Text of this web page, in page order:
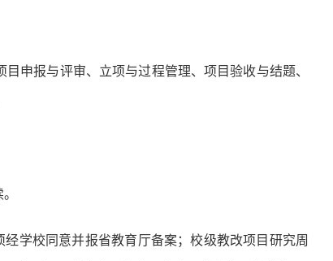
申报与评审、立项与过程管理、项目验收与结题、
学校同意并报省教育厅备案；校级教改项目研究周